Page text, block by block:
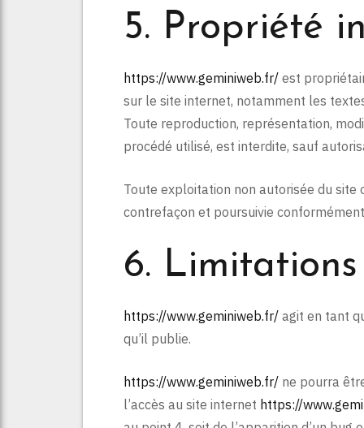
5. Propriété
https://www.geminiweb.fr/ est
sur le site internet, notamment les
Toute reproduction, représentation,
procédé utilisé, est interdite, sauf
Toute exploitation non autorisée du site
contrefaçon et poursuivie
6.
https://www.geminiweb.fr/ agit en tant
qu’il publie.
https://www.geminiweb.fr/ ne pourra
l’accès au site internet https://